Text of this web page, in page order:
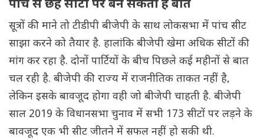
पांच से छह सीटों पर बन सकती है बात
सूत्रों की माने तो टीडीपी बीजेपी के साथ लोकसभा में पांच सीट
साझा करने को तैयार है. हालांकि बीजेपी खेमा अधिक सीटों की
मांग कर रहा है. दोनों पार्टियों के बीच पिछले कई महीनों से बात
चल रही है. बीजेपी की राज्य में राजनीतिक ताकत नहीं है,
लेकिन इसके बावजूद होगा वही जो बीजेपी चाहती है. बीजेपी
साल 2019 के विधानसभा चुनाव में सभी 173 सीटों पर लड़ने के
बावजूद एक भी सीट जीतने में सफल नहीं हो सकी थी.